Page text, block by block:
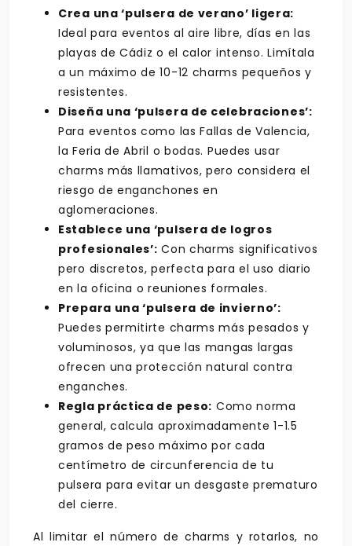
Crea una ‘pulsera de verano’ ligera:
Ideal para eventos al aire libre, días en las
playas de Cádiz o el calor intenso. Limítala
a un máximo de 10-12 charms pequeños y
resistentes.
Diseña una ‘pulsera de celebraciones’:
Para eventos como las Fallas de Valencia,
la Feria de Abril o bodas. Puedes usar
charms más llamativos, pero considera el
riesgo de enganchones en
aglomeraciones.
Establece una ‘pulsera de logros
profesionales’: Con charms significativos
pero discretos, perfecta para el uso diario
en la oficina o reuniones formales.
Prepara una ‘pulsera de invierno’:
Puedes permitirte charms más pesados y
voluminosos, ya que las mangas largas
ofrecen una protección natural contra
enganches.
Regla práctica de peso: Como norma
general, calcula aproximadamente 1-1.5
gramos de peso máximo por cada
centímetro de circunferencia de tu
pulsera para evitar un desgaste prematuro
del cierre.
Al limitar el número de charms y rotarlos, no